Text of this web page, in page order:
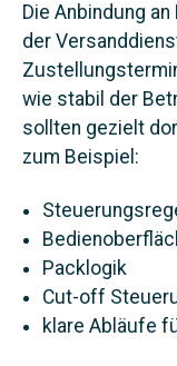
Die Anbindung an
der
wie stabil der
sollten gezielt
zum Beispiel:
Packlogik
Cut-off
klare Abläufe